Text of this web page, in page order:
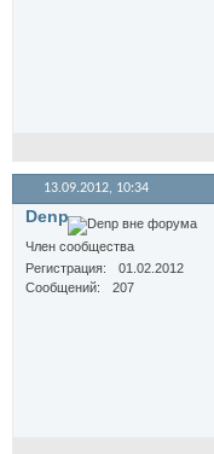
13.09.2012, 10:34
Denp
Член сообщества
Регистрация
01.02.2012
Сообщений
207